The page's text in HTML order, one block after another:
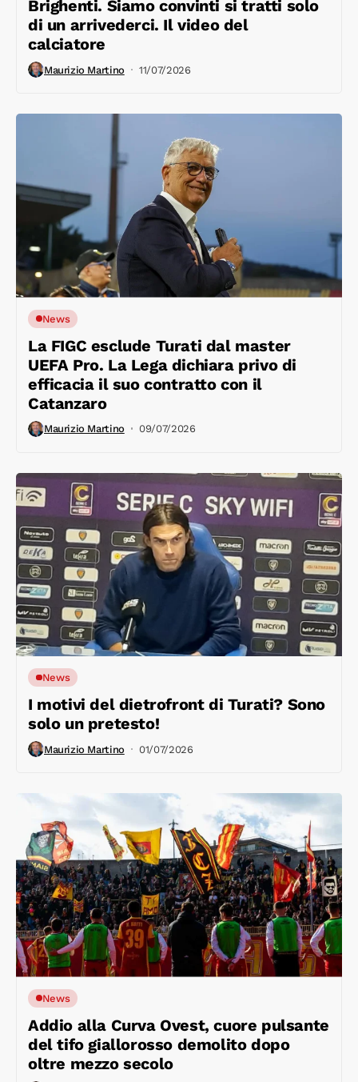
Brighenti. Siamo convinti si tratti solo
di un arrivederci. Il video del
calciatore
Maurizio Martino 11/07/2026
News
La FIGC esclude Turati dal master
UEFA Pro. La Lega dichiara privo di
efficacia il suo contratto con il
Catanzaro
Maurizio Martino 09/07/2026
News
I motivi del dietrofront di Turati? Sono
solo un pretesto!
Maurizio Martino 01/07/2026
News
Addio alla Curva Ovest, cuore pulsante
del tifo giallorosso demolito dopo
oltre mezzo secolo